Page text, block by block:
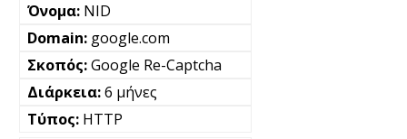
NID
google.com
Google Re-Captcha
6 μήνες
HTTP